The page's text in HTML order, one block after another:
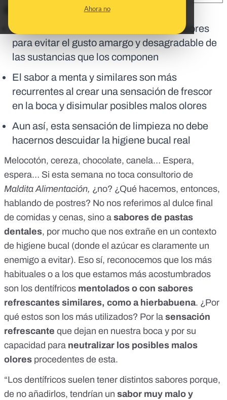
Ahora no
En las pastas de dientes, se añaden sabores
para evitar el gusto amargo y desagradable de
las sustancias que los componen
El sabor a menta y similares son más
recurrentes al crear una sensación de frescor
en la boca y disimular posibles malos olores
Aun así, esta sensación de limpieza no debe
hacernos descuidar la higiene bucal real
Melocotón, cereza, chocolate, canela… Espera,
espera… Si esta semana no toca consultorio de
Maldita Alimentación, ¿no? ¿Qué hacemos, entonces,
hablando de postres? No nos referimos al dulce final
de comidas y cenas, sino a sabores de pastas
dentales, por mucho que nos extrañe en un contexto
de higiene bucal (donde el azúcar es claramente un
enemigo a evitar). Eso sí, reconocemos que los más
habituales o a los que estamos más acostumbrados
son los dentífricos mentolados o con sabores
refrescantes similares, como a hierbabuena. ¿Por
qué estos son los más utilizados? Por la sensación
refrescante que dejan en nuestra boca y por su
capacidad para neutralizar los posibles malos
olores procedentes de esta.
“Los dentífricos suelen tener distintos sabores porque,
de no añadirlos, tendrían un sabor muy malo y